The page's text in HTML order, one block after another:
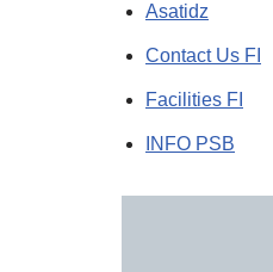
Asatidz
Contact Us FI
Facilities FI
INFO PSB